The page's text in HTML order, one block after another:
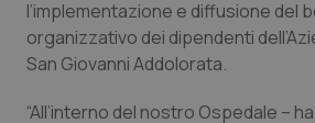
Basilicata
Artrite & artrosi
QS Club Newsletter
l’implementazione e diffusione del
organizzativo dei dipendenti
San Giovanni Addolorata.
“All’interno del nostro Ospedale –